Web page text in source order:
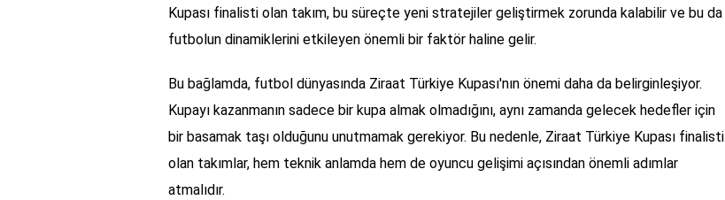
Kupası finalisti olan takım, bu süreçte yeni stratejiler geliştirmek zorunda kalabilir ve bu da
futbolun dinamiklerini etkileyen önemli bir faktör haline gelir.
Bu bağlamda, futbol dünyasında Ziraat Türkiye Kupası'nın önemi daha da belirginleşiyor.
Kupayı kazanmanın sadece bir kupa almak olmadığını, aynı zamanda gelecek hedefler için
bir basamak taşı olduğunu unutmamak gerekiyor. Bu nedenle, Ziraat Türkiye Kupası finalisti
olan takımlar, hem teknik anlamda hem de oyuncu gelişimi açısından önemli adımlar
atmalıdır.